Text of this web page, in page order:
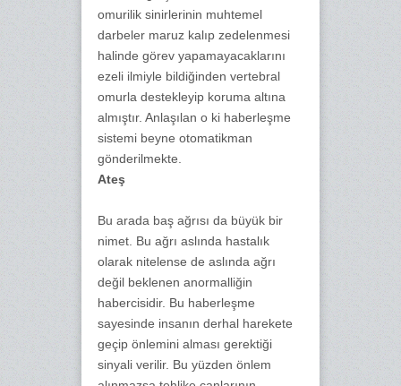
omurilik sinirlerinin muhtemel
darbeler maruz kalıp zedelenmesi
halinde görev yapamayacaklarını
ezeli ilmiyle bildiğinden vertebral
omurla destekleyip koruma altına
almıştır. Anlaşılan o ki haberleşme
sistemi beyne otomatikman
gönderilmekte.
Ateş
Bu arada baş ağrısı da büyük bir
nimet. Bu ağrı aslında hastalık
olarak nitelense de aslında ağrı
değil beklenen anormalliğin
habercisidir. Bu haberleşme
sayesinde insanın derhal harekete
geçip önlemini alması gerektiği
sinyali verilir. Bu yüzden önlem